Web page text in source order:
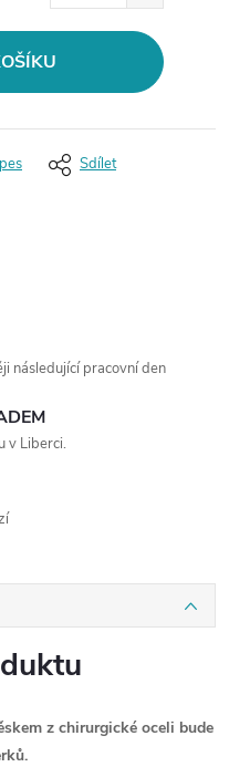
Sdílet
následující pracovní den
v Liberci.
z chirurgické oceli bude